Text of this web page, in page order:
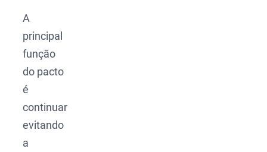
A
principal
função
do pacto
é
continuar
evitando
a